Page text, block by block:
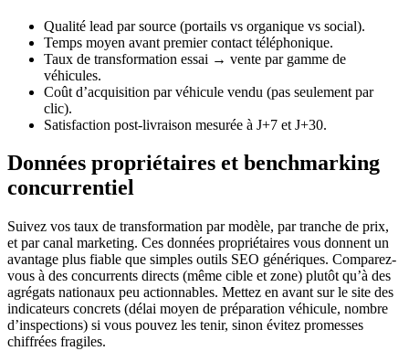
Qualité lead par source (portails vs organique vs social).
Temps moyen avant premier contact téléphonique.
Taux de transformation essai → vente par gamme de
véhicules.
Coût d’acquisition par véhicule vendu (pas seulement par
clic).
Satisfaction post-livraison mesurée à J+7 et J+30.
Données propriétaires et benchmarking
concurrentiel
Suivez vos taux de transformation par modèle, par tranche de prix,
et par canal marketing. Ces données propriétaires vous donnent un
avantage plus fiable que simples outils SEO génériques. Comparez-
vous à des concurrents directs (même cible et zone) plutôt qu’à des
agrégats nationaux peu actionnables. Mettez en avant sur le site des
indicateurs concrets (délai moyen de préparation véhicule, nombre
d’inspections) si vous pouvez les tenir, sinon évitez promesses
chiffrées fragiles.